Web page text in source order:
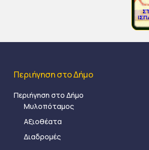
Περιήγηση στο Δήμο
Περιήγηση στο Δήμο
Μυλοπόταμος
Αξιοθέατα
Διαδρομές